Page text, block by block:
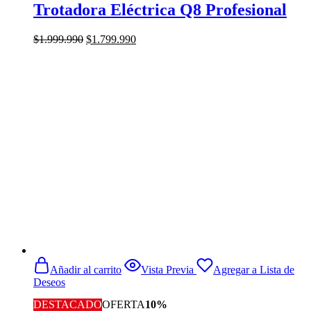
Trotadora Eléctrica Q8 Profesional
$1.999.990 El
$1.799.990El
DESTACADOOFERTA10%
Añadir al carrito Vista Previa
Agregar a Lista de
Deseos